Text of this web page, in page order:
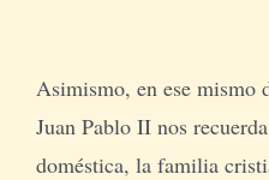
Asimismo, en ese mismo
Juan Pablo II nos
doméstica, la familia